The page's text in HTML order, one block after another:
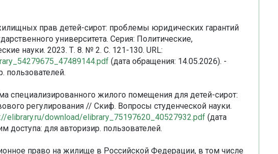
прав детей-сирот: проблемы юридических гарантий
университета. Серия: Политические,
науки. 2023. Т. 8. № 2. С. 121-130. URL:
(дата обращения: 14.05.2026). -
пользователей.
специализированного жилого помещения для детей-сирот:
регулирования // Скиф. Вопросы студенческой науки.
elibrary.ru/download/elibrary_75197620_40527932.pdf (дата
доступа: для авторизир. пользователей.
право на жилище в Российской Федерации, в том числе